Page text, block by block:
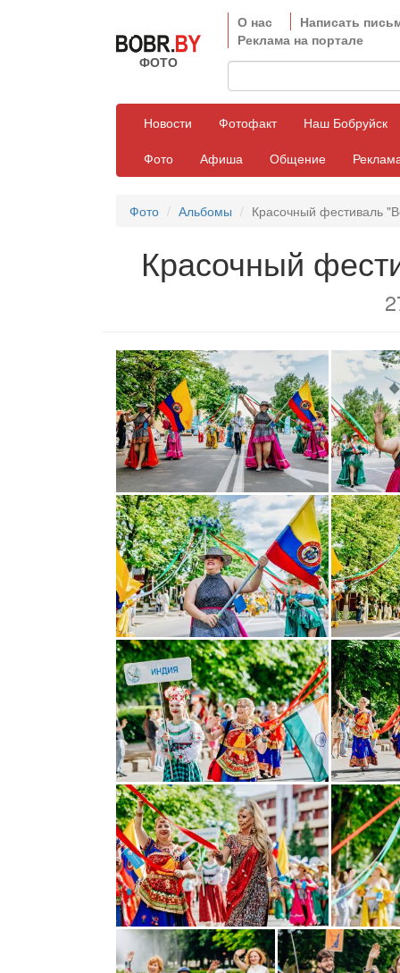
ФОТО
О нас
Написать
Реклама на портале
Новости Фотофакт
Наш Бобруйск
Фото
Афиша Общение
Фото Альбомы Красочный фестиваль
Красочный